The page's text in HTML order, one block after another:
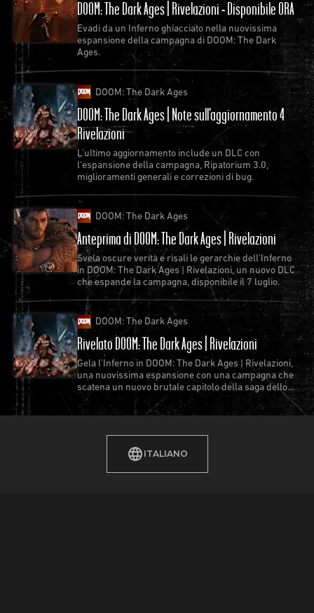
DOOM: The Dark Ages | Rivelazioni - Disponibile ORA
Evadi da un Inferno ghiacciato nella nuovissima
espansione della campagna di DOOM: The Dark
Ages.
DOOM: The Dark Ages
DOOM: The Dark Ages | Note sull'aggiornamento 4
Rivelazioni
L'ultimo aggiornamento include un DLC con
l'espansione della campagna, Ripatorium 3.0,
miglioramenti generali e correzioni di bug.
DOOM: The Dark Ages
Anteprima di DOOM: The Dark Ages | Rivelazioni
Svela oscure verità e risali le gerarchie dell'Inferno
in DOOM: The Dark Ages | Rivelazioni, un nuovo DLC
che espande la campagna, disponibile il 7 luglio.
DOOM: The Dark Ages
Rivelato DOOM: The Dark Ages | Rivelazioni
Gela l'Inferno in DOOM: The Dark Ages | Rivelazioni,
una nuovissima espansione con una campagna che
scatena un nuovo brutale capitolo della saga dello
Slayer.
ITALIANO